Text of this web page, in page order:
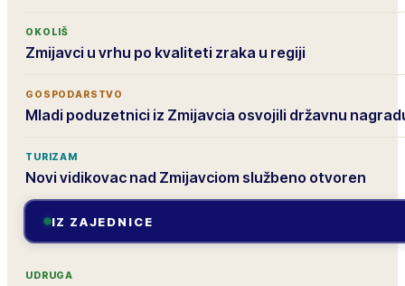
OKOLIŠ
Zmijavci u vrhu po kvaliteti zraka u regiji
GOSPODARSTVO
Mladi poduzetnici iz Zmijavcia osvojili državnu
TURIZAM
Novi vidikovac nad Zmijavciom službeno otvoren
IZ ZAJEDNICE
UDRUGA